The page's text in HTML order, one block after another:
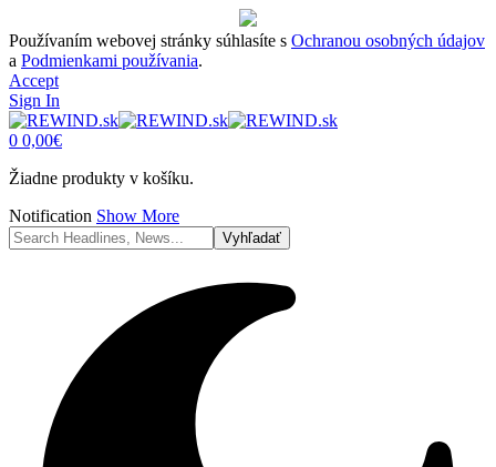
Používaním webovej stránky súhlasíte s Ochranou osobných údajov
a Podmienkami používania.
Accept
Sign In
0 0,00€
Žiadne produkty v košíku.
Notification Show More